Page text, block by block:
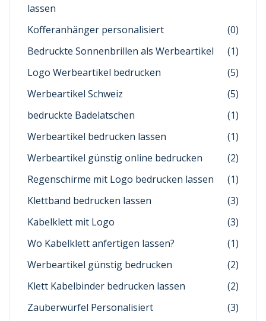
lassen
Kofferanhänger personalisiert
(0)
Bedruckte Sonnenbrillen als Werbeartikel
(1)
Logo Werbeartikel bedrucken
(5)
Werbeartikel Schweiz
(5)
bedruckte Badelatschen
(1)
Werbeartikel bedrucken lassen
(1)
Werbeartikel günstig online bedrucken
(2)
Regenschirme mit Logo bedrucken lassen
(1)
Klettband bedrucken lassen
(3)
Kabelklett mit Logo
(3)
Wo Kabelklett anfertigen lassen?
(1)
Werbeartikel günstig bedrucken
(2)
Klett Kabelbinder bedrucken lassen
(2)
Zauberwürfel Personalisiert
(3)